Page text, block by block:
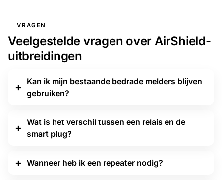
VRAGEN
Veelgestelde vragen over AirShield-
uitbreidingen
Kan ik mijn bestaande bedrade melders blijven
gebruiken?
Wat is het verschil tussen een relais en de
smart plug?
Wanneer heb ik een repeater nodig?